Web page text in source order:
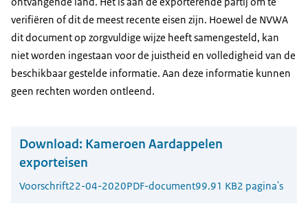
verifiëren of dit de meest recente eisen zijn. Hoewel de NVWA
dit document op zorgvuldige wijze heeft samengesteld, kan
niet worden ingestaan voor de juistheid en volledigheid van de
beschikbaar gestelde informatie. Aan deze informatie kunnen
geen rechten worden ontleend.
Download: Kameroen Aardappelen
exporteisen
Voorschrift22-04-2020PDF-document99.91 KB2 pagina's